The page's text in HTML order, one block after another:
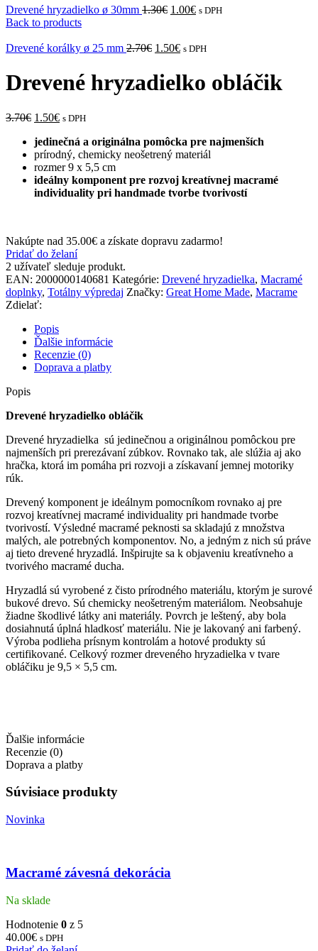
Drevené hryzadielko ø 30mm 1.30€ 1.00€ s DPH
Back to products
Drevené korálky ø 25 mm 2.70€ 1.50€ s DPH
Drevené hryzadielko obláčik
3.70€ 1.50€ s DPH
jedinečná a originálna pomôcka pre najmenších
prírodný, chemicky neošetrený materiál
rozmer 9 x 5,5 cm
ideálny komponent pre rozvoj kreatívnej macramé
individuality pri handmade tvorbe tvorivostí
Nakúpte nad 35.00€ a získate dopravu zadarmo!
Pridať do želaní
2 užívateľ sleduje produkt.
EAN: 2000000140681 Kategórie: Drevené hryzadielka, Macramé
doplnky, Totálny výpredaj Značky: Great Home Made, Macrame
Zdielať:
Popis
Ďalšie informácie
Recenzie (0)
Doprava a platby
Popis
Drevené hryzadielko obláčik
Drevené hryzadielka sú jedinečnou a originálnou pomôckou pre
najmenších pri prerezávaní zúbkov. Rovnako tak, ale slúžia aj ako
hračka, ktorá im pomáha pri rozvoji a získavaní jemnej motoriky
rúk.
Drevený komponent je ideálnym pomocníkom rovnako aj pre
rozvoj kreatívnej macramé individuality pri handmade tvorbe
tvorivostí. Výsledné macramé peknosti sa skladajú z množstva
malých, ale potrebných komponentov. No, a jedným z nich sú práve
aj tieto drevené hryzadlá. Inšpirujte sa k objaveniu kreatívneho a
tvorivého macramé ducha.
Hryzadlá sú vyrobené z čisto prírodného materiálu, ktorým je surové
bukové drevo. Sú chemicky neošetreným materiálom. Neobsahuje
žiadne škodlivé látky ani materiály. Povrch je leštený, aby bola
dosiahnutá úplná hladkosť materiálu. Nie je lakovaný ani farbený.
Výroba podlieha prísnym kontrolám a hotové produkty sú
certifikované. Celkový rozmer dreveného hryzadielka v tvare
obláčiku je 9,5 × 5,5 cm.
Ďalšie informácie
Recenzie (0)
Doprava a platby
Súvisiace produkty
Novinka
Macramé závesná dekorácia
Na sklade
Hodnotenie 0 z 5
40.00€ s DPH